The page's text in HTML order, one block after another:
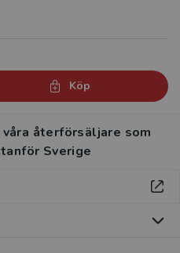
Köp
återförsäljare som
Sverige